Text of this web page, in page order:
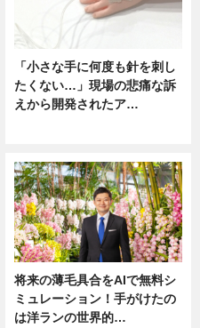
「小さな手に何度も針を刺し
たくない…」現場の悲痛な訴
えから開発されたア…
将来の薄毛具合をAIで無料シ
ミュレーション！手がけたの
は洋ランの世界的…